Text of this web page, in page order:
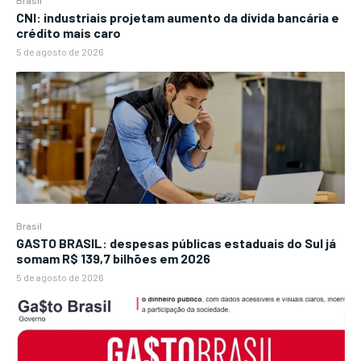
CNI: industriais projetam aumento da dívida bancária e
crédito mais caro
5 de agosto de 2026
Brasil
GASTO BRASIL: despesas públicas estaduais do Sul já
somam R$ 139,7 bilhões em 2026
5 de agosto de 2026